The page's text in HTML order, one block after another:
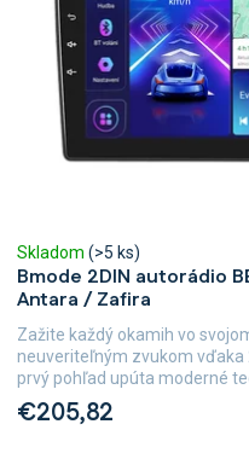
Bmode 2DIN autorádio
Antara / Zafira
Skladom (>5 ks)
€205,82
Zažite každý okamih vo
neuveriteľným zvukom vďaka
prvý pohľad upúta moderné